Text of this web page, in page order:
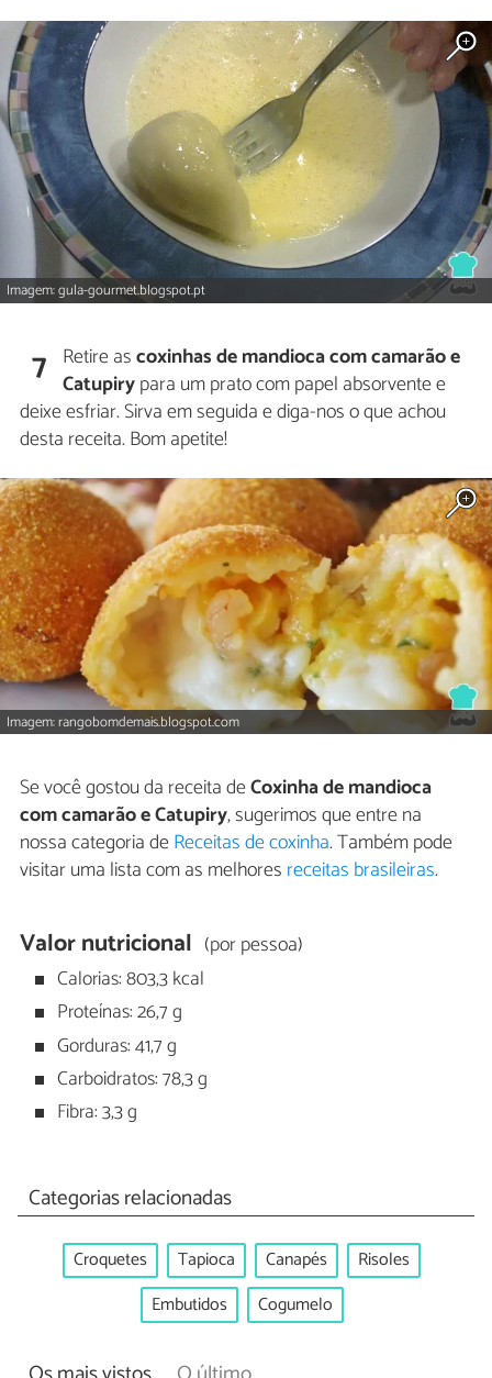
Imagem: gula-gourmet.blogspot.pt
7 Retire ascoxinhas de mandioca com camarão e
Catupirypara um prato com papel absorvente e
deixe esfriar. Sirva em seguida e diga-nos o que achou
desta receita. Bom apetite!
Imagem: rangobomdemais.blogspot.com
Se você gostou da receita deCoxinha de mandioca
com camarão e Catupiry, sugerimos que entre na
nossa categoria deReceitas de coxinha. Também pode
visitar uma lista com as melhores receitas brasileiras.
Valor nutricional (por pessoa)
Calorias: 803,3 kcal
Proteínas: 26,7 g
Gorduras: 41,7 g
Carboidratos: 78,3 g
Fibra: 3,3 g
Categorias relacionadas
Croquetes Tapioca Canapés
Risoles
Embutidos
Cogumelo